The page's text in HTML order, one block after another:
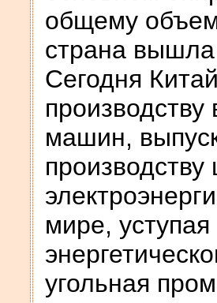
общему
страна вышла
Сегодня
машин,
мире,
угольная